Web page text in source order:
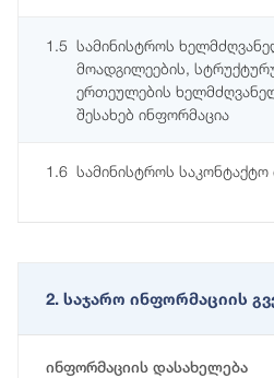
1.5 სამინისტროს
მოადგილეების,
ერთეულების
შესახებ ინფორმაცია
1.6 სამინისტროს
2. საჯარო ინფორმაციის
ინფორმაციის დასახელება